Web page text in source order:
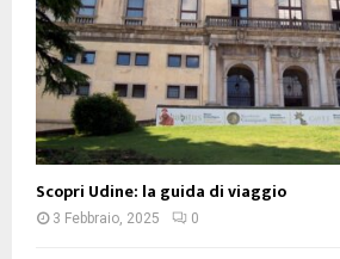
Scopri Udine: la guida di viaggio
3 Febbraio, 2025 0